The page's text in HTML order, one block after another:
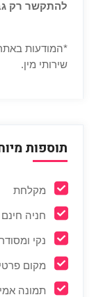
להתקשר רק
*המודעות
שירותי מין.
תוספות
מקלחת
חניה חינם
נקי ומסודר
מקום פרטי
תמונה